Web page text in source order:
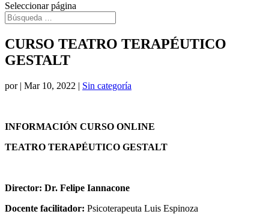
Seleccionar página
CURSO TEATRO TERAPÉUTICO
GESTALT
por | Mar 10, 2022 | Sin categoría
INFORMACIÓN CURSO ONLINE
TEATRO TERAPÉUTICO GESTALT
Director: Dr. Felipe Iannacone
Docente facilitador: Psicoterapeuta Luis Espinoza